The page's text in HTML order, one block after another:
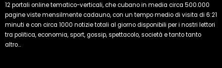
12 portali online tematico-verticali, che cubano in media circa 500.000
pagine viste mensilmente cadauno, con un tempo medio di visita di 6:21
minuti e con circa 1000 notizie totali al giorno disponibili per i nostri lettori
tra politica, economia, sport, gossip, spettacolo, società e tanto tanto
altro...